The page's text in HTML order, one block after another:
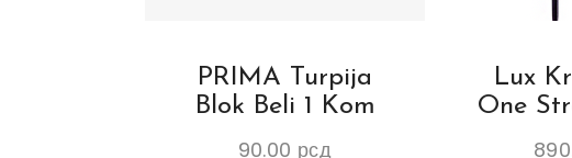
PRIMA Turpija
Blok Beli 1 Kom
90.00 рсд
Lux
One